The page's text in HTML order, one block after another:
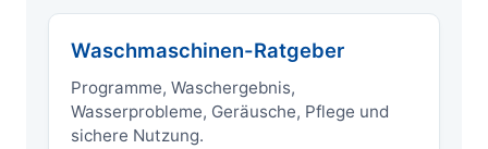
Waschmaschinen-Ratgeber
Programme, Waschergebnis,
Wasserprobleme, Geräusche, Pflege und
sichere Nutzung.